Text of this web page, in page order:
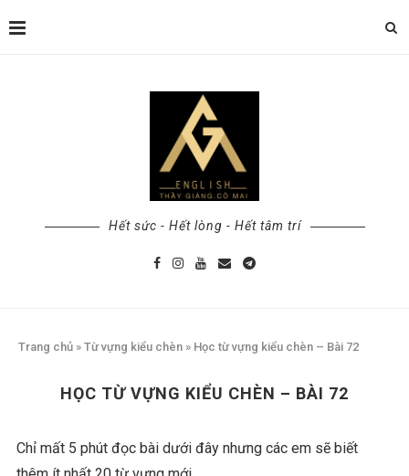
Hết sức - Hết lòng - Hết tâm trí
Trang chủ » Từ vựng kiểu chèn » Học từ vựng kiểu chèn – Bài 72
HỌC TỪ VỰNG KIỂU CHÈN – BÀI 72
Chỉ mất 5 phút đọc bài dưới đây nhưng các em sẽ biết